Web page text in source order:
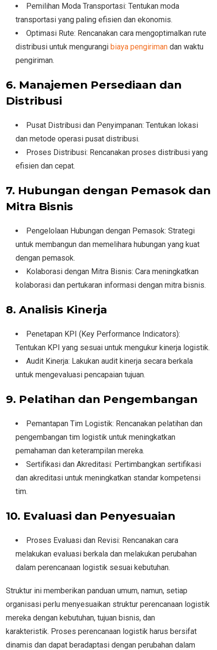
Pemilihan Moda Transportasi: Tentukan moda
transportasi yang paling efisien dan ekonomis.
Optimasi Rute: Rencanakan cara mengoptimalkan rute
distribusi untuk mengurangi biaya pengiriman dan waktu
pengiriman.
6. Manajemen Persediaan dan
Distribusi
Pusat Distribusi dan Penyimpanan: Tentukan lokasi
dan metode operasi pusat distribusi.
Proses Distribusi: Rencanakan proses distribusi yang
efisien dan cepat.
7. Hubungan dengan Pemasok dan
Mitra Bisnis
Pengelolaan Hubungan dengan Pemasok: Strategi
untuk membangun dan memelihara hubungan yang kuat
dengan pemasok.
Kolaborasi dengan Mitra Bisnis: Cara meningkatkan
kolaborasi dan pertukaran informasi dengan mitra bisnis.
8. Analisis Kinerja
Penetapan KPI (Key Performance Indicators):
Tentukan KPI yang sesuai untuk mengukur kinerja logistik.
Audit Kinerja: Lakukan audit kinerja secara berkala
untuk mengevaluasi pencapaian tujuan.
9. Pelatihan dan Pengembangan
Pemantapan Tim Logistik: Rencanakan pelatihan dan
pengembangan tim logistik untuk meningkatkan
pemahaman dan keterampilan mereka.
Sertifikasi dan Akreditasi: Pertimbangkan sertifikasi
dan akreditasi untuk meningkatkan standar kompetensi
tim.
10. Evaluasi dan Penyesuaian
Proses Evaluasi dan Revisi: Rencanakan cara
melakukan evaluasi berkala dan melakukan perubahan
dalam perencanaan logistik sesuai kebutuhan.
Struktur ini memberikan panduan umum, namun, setiap
organisasi perlu menyesuaikan struktur perencanaan logistik
mereka dengan kebutuhan, tujuan bisnis, dan
karakteristik. Proses perencanaan logistik harus bersifat
dinamis dan dapat beradaptasi dengan perubahan dalam